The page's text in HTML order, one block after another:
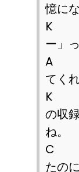
憶にな
K「♪
ー」
Aい
てく
Kい
の収
ね。
C
たの